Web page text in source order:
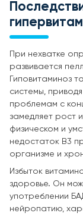
При нехватке
развивается
Гиповитаминоз
системы,
проблемам с
замедляет рост
физическом и
недостаток В3
организме и
Избыток
здоровье. Он
употреблении
нейропатию,